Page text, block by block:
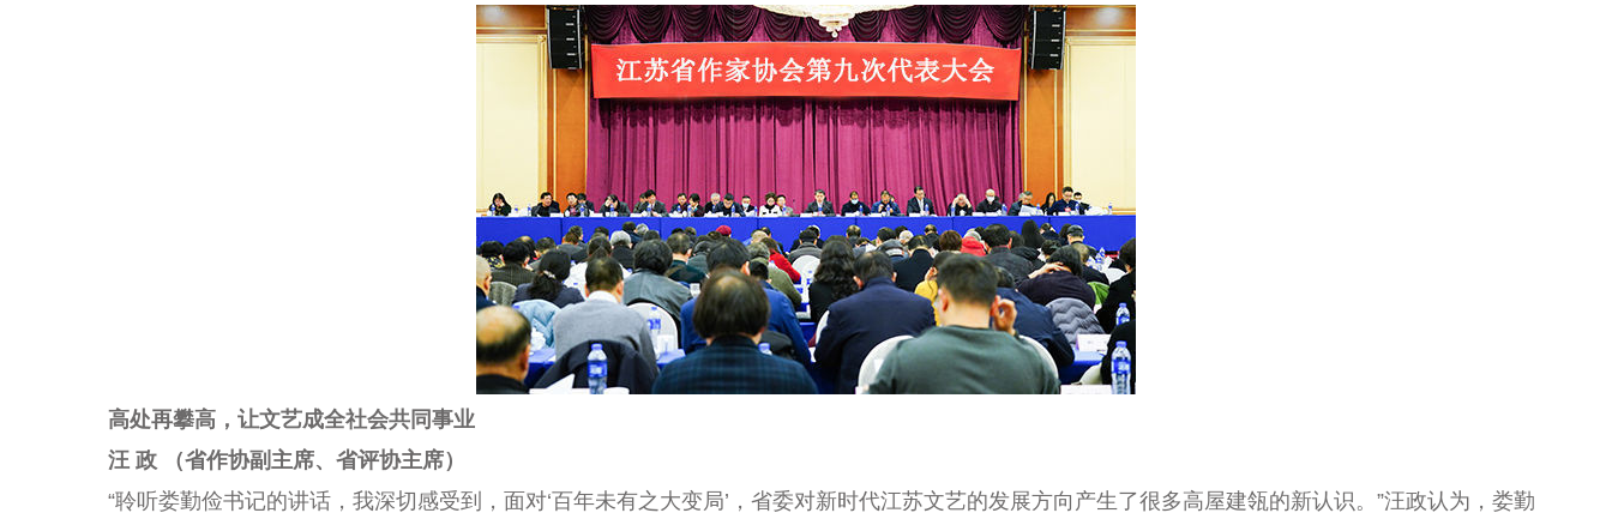
高处再攀高，让文艺成全社会共同事业
汪 政 （省作协副主席、省评协主席）
“聆听娄勤俭书记的讲话，我深切感受到，面对‘百年未有之大变局’，省委对新时代江苏文艺的发展方向产生了很多高屋建瓴的新认识。”汪政认为，娄勤